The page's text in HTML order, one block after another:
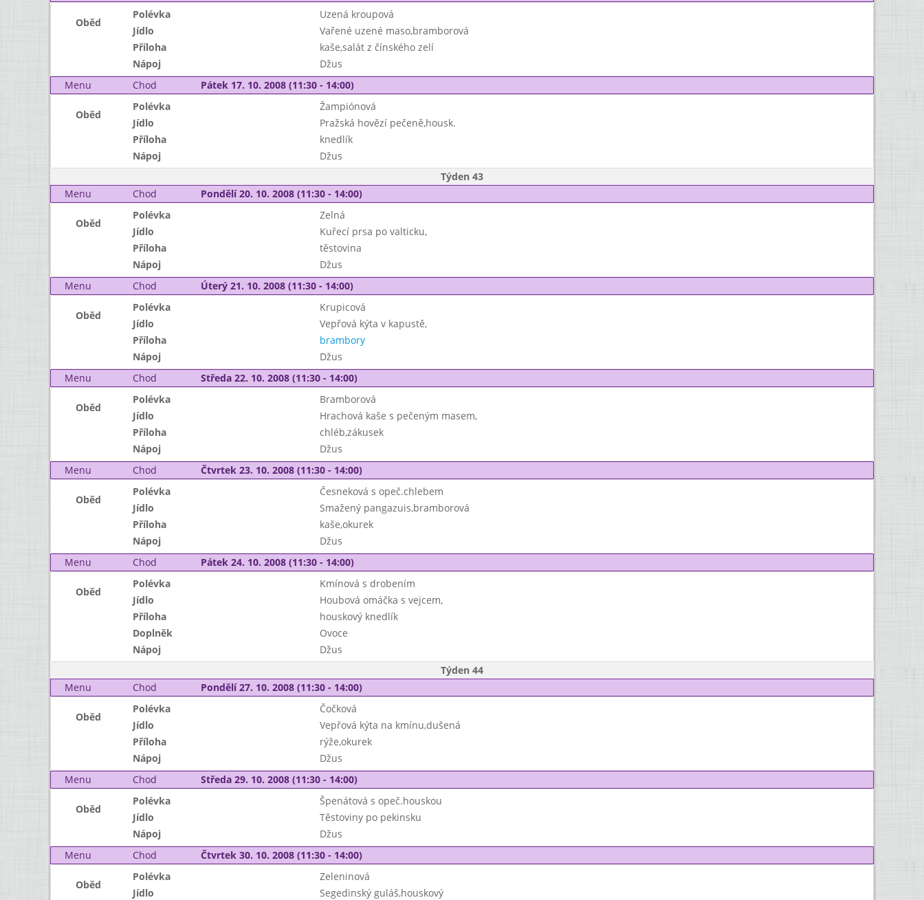
Oběd
Polévka
Uzená kroupová
Jídlo
Vařené uzené maso,bramborová
Příloha
kaše,salát z čínského zelí
Nápoj
Džus
Menu
Chod Pátek 17. 10. 2008 (11:30 - 14:00)
Oběd
Polévka
Žampiónová
Jídlo
Pražská hovězí pečeně,housk.
Příloha
knedlík
Nápoj
Džus
Týden 43
Menu
Chod Pondělí 20. 10. 2008 (11:30 - 14:00)
Oběd
Polévka
Zelná
Jídlo
Kuřecí prsa po valticku,
Příloha
těstovina
Nápoj
Džus
Menu
Chod Úterý 21. 10. 2008 (11:30 - 14:00)
Oběd
Polévka
Krupicová
Jídlo
Vepřová kýta v kapustě,
Příloha
brambory
Nápoj
Džus
Menu
Chod Středa 22. 10. 2008 (11:30 - 14:00)
Oběd
Polévka
Bramborová
Jídlo
Hrachová kaše s pečeným masem,
Příloha
chléb,zákusek
Nápoj
Džus
Menu
Chod Čtvrtek 23. 10. 2008 (11:30 - 14:00)
Oběd
Polévka
Česneková s opeč.chlebem
Jídlo
Smažený pangazuis,bramborová
Příloha
kaše,okurek
Nápoj
Džus
Menu
Chod Pátek 24. 10. 2008 (11:30 - 14:00)
Oběd
Polévka
Kmínová s drobením
Jídlo
Houbová omáčka s vejcem,
Příloha
houskový knedlík
Doplněk
Ovoce
Nápoj
Džus
Týden 44
Menu
Chod Pondělí 27. 10. 2008 (11:30 - 14:00)
Oběd
Polévka
Čočková
Jídlo
Vepřová kýta na kmínu,dušená
Příloha
rýže,okurek
Nápoj
Džus
Menu
Chod Středa 29. 10. 2008 (11:30 - 14:00)
Oběd
Polévka
Špenátová s opeč.houskou
Jídlo
Těstoviny po pekinsku
Nápoj
Džus
Menu
Chod Čtvrtek 30. 10. 2008 (11:30 - 14:00)
Oběd
Polévka
Zeleninová
Jídlo
Segedinský guláš,houskový